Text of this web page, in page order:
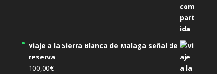
Viaje a la Sierra Blanca de Malaga señal de
reserva
100,00€